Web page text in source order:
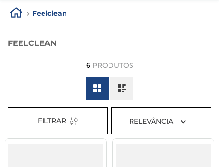
TERMOS MAIS BUSCADOS
1º
tadalafila
3º
generico
dipirona
8º
tadalafila 5mg
Feelclean
FEELCLEAN
6 PRODUTOS
FILTRAR RELEVÂNCIA